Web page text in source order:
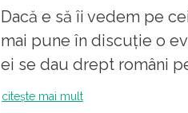
Dacă e să îi vedem pe
mai pune în discuție o
ei se dau drept români
citește mai mult